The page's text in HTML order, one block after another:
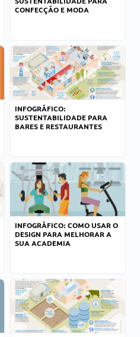
CONFECÇÃO E MODA
INFOGRÁFICO:
SUSTENTABILIDADE PARA
BARES E RESTAURANTES
INFOGRÁFICO: COMO USAR O
DESIGN PARA MELHORAR A
SUA ACADEMIA